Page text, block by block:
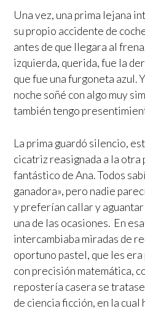
Una vez, una prima lejana
su propio accidente de
antes de que llegara al
izquierda, querida, fue la
que fue una furgoneta azul.
noche soñé con algo muy
también tengo
La prima guardó silencio,
cicatriz reasignada a la
fantástico de Ana. Todos
ganadora», pero nadie
y preferían callar y aguantar
una de las ocasiones. En
intercambiaba miradas de
oportuno pastel, que les
con precisión matemática,
repostería casera se
de ciencia ficción, en la